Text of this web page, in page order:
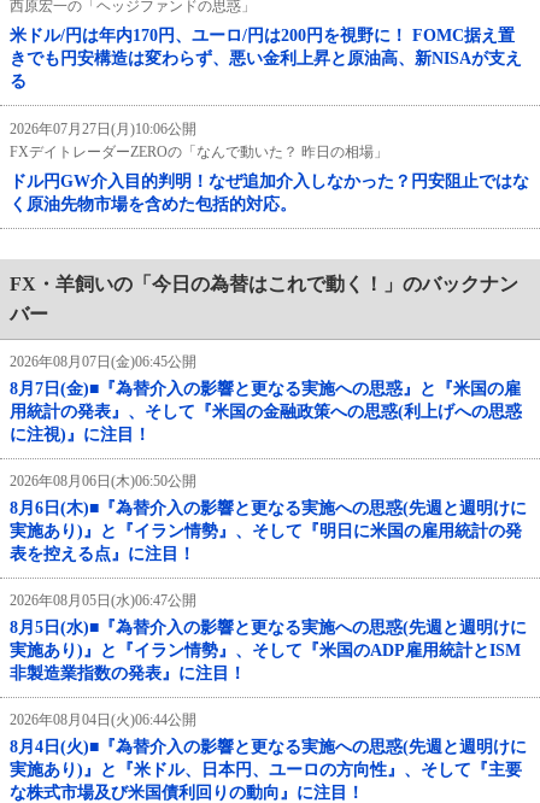
西原宏一の「ヘッジファンドの思惑」
米ドル/円は年内170円、ユーロ/円は200円を視野に！ FOMC据え置
きでも円安構造は変わらず、悪い金利上昇と原油高、新NISAが支え
る
2026年07月27日(月)10:06公開
FXデイトレーダーZEROの「なんで動いた？ 昨日の相場」
ドル円GW介入目的判明！なぜ追加介入しなかった？円安阻止ではな
く原油先物市場を含めた包括的対応。
FX・羊飼いの「今日の為替はこれで動く！」のバックナン
バー
2026年08月07日(金)06:45公開
8月7日(金)■『為替介入の影響と更なる実施への思惑』と『米国の雇
用統計の発表』、そして『米国の金融政策への思惑(利上げへの思惑
に注視)』に注目！
2026年08月06日(木)06:50公開
8月6日(木)■『為替介入の影響と更なる実施への思惑(先週と週明けに
実施あり)』と『イラン情勢』、そして『明日に米国の雇用統計の発
表を控える点』に注目！
2026年08月05日(水)06:47公開
8月5日(水)■『為替介入の影響と更なる実施への思惑(先週と週明けに
実施あり)』と『イラン情勢』、そして『米国のADP雇用統計とISM
非製造業指数の発表』に注目！
2026年08月04日(火)06:44公開
8月4日(火)■『為替介入の影響と更なる実施への思惑(先週と週明けに
実施あり)』と『米ドル、日本円、ユーロの方向性』、そして『主要
な株式市場及び米国債利回りの動向』に注目！